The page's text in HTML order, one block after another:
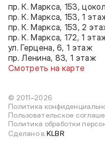
© 2011–2026
Политика
Пользовательское
Политика обработки
Сделано в KLBR
пр. К. Маркса, 153,
пр. К. Маркса, 153, 1
пр. К. Маркса, 153, 2
пр. К. Маркса, 172, 1
ул. Герцена, 6, 1 этаж
пр. Ленина, 83, 1 этаж
Смотреть на карте